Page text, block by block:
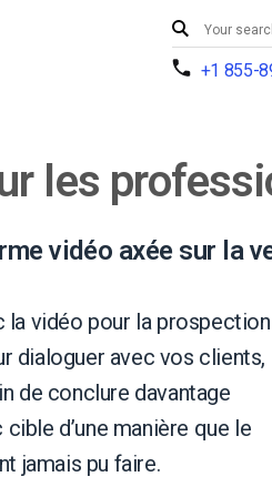
+1 855-
les
vidéo axée sur la
la vidéo pour la prospection
dialoguer avec vos clients,
de conclure davantage
d’une manière que le
jamais pu faire.